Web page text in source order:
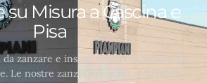
su Misura a Cascina e
Pisa
da zanzare e insetti senza rinunciare ad
Le nostre zanzariere sono progettate